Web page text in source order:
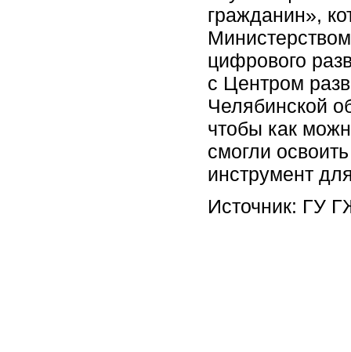
гражданин»,
цифрового
с Центром
Челябинской
чтобы как
смогли
инструмент
Источник: ГУ